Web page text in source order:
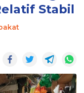
Stabil